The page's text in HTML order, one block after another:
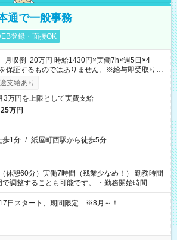
通で一般事務
登録・面接OK
収例 20万円 時給1430円×実働7h×週5日×4
保証するものではありません。※給与即受取りサ
（利用条件有）
支給あり
3万円を上限として実費支給
万円
歩1分 / 紙屋町西駅から徒歩5分
休憩60分）実働7時間（残業少なめ！） 勤務時間
で調整することも可能です。 ・勤務開始時間
・勤務終了時間 15:45～18:30 ・実働 05:00～
日スタート、期間限定 ※8月～！